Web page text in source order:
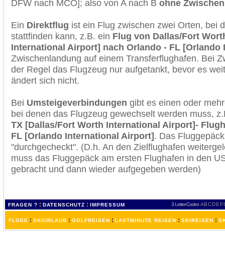
DFW nach MCO]; also von A nach B ohne
Ein Direktflug ist ein Flug zwischen zwei Orten, bei
stattfinden kann, z.B. ein Flug von Dallas/Fort
International Airport] nach Orlando - FL
Zwischenlandung auf einem Transferflughafen. Bei
der Regel das Flugzeug nur aufgetankt, bevor es
ändert sich nicht.
Bei Umsteigeverbindungen gibt es einen oder
bei denen das Flugzeug gewechselt werden muss,
TX [Dallas/Fort Worth International Airport]-
FL [Orlando International Airport]. Das
"durchgecheckt". (D.h. An den Zielflughafen
muss das Fluggepäck am ersten Flughafen in den
gebracht und dann wieder aufgegeben werden)
FRAGEN ? : DATENSCHUTZ : IMPRESSUM 3 Letter-Codes ABCDEF
FLÜGE : SKIURLAUB : GOLFREISEN : LASTMINUTE REISEN : SKIREISEN :